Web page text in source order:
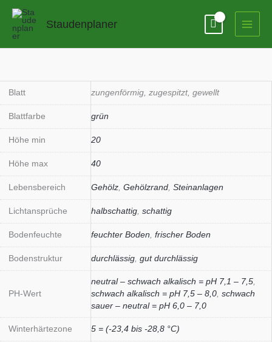
Zum
springen
Staudenplaner
Blatt zungenförmig, zugespitzt, gewellt
Blattfarbe grün
Höhe min 20
Höhe max 40
Lebensbereich Gehölz Gehölzrand Steinanlagen
Lichtansprüche halbschattig schattig
Bodenfeuchte feuchter Boden frischer Boden
Bodenstruktur durchlässig gut durchlässig
PH-Wert
neutral – schwach alkalisch = pH 7,1 – 7,5
schwach alkalisch = pH 7,5 – 8,0 schwach
sauer – neutral = pH 6,0 – 7,0
Winterhärtezone 5 = (-23,4 bis -28,8 °C)